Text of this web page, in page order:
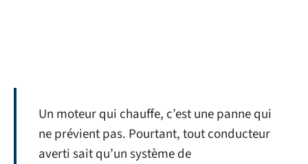
Un moteur qui chauffe, c’est une panne qui
ne prévient pas. Pourtant, tout conducteur
averti sait qu’un système de